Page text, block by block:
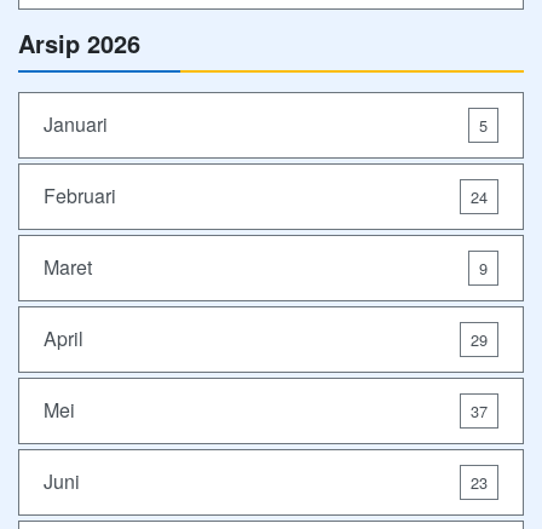
Arsip 2026
Januari 5
Februari 24
Maret 9
April 29
Mei 37
Juni 23